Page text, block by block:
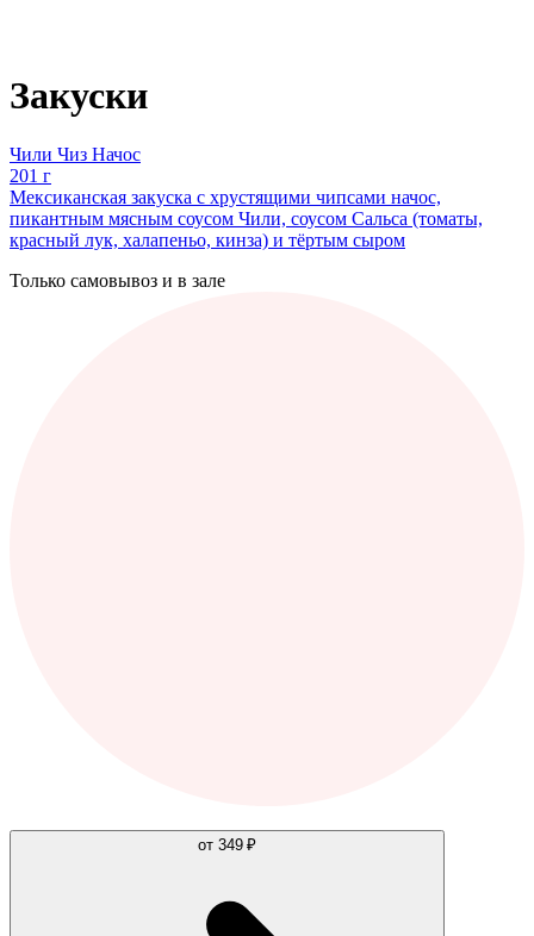
Закуски
Чили Чиз Начос
201 г
Мексиканская закуска с хрустящими чипсами начос,
пикантным мясным соусом Чили, соусом Сальса (томаты,
красный лук, халапеньо, кинза) и тёртым сыром
Только самовывоз и в зале
от 349 ₽